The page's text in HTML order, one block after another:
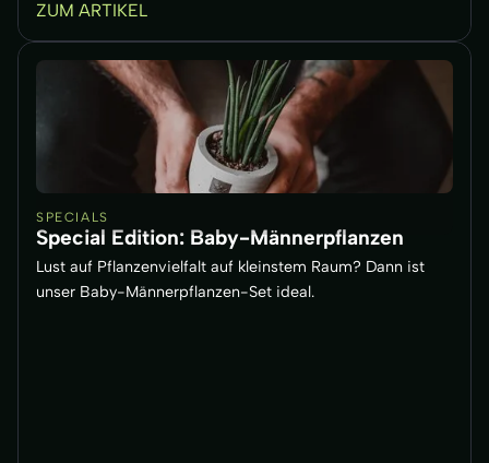
ZUM ARTIKEL
SPECIALS
Special Edition: Baby-Männerpflanzen
Lust auf Pflanzenvielfalt auf kleinstem Raum? Dann ist
unser Baby-Männerpflanzen-Set ideal.